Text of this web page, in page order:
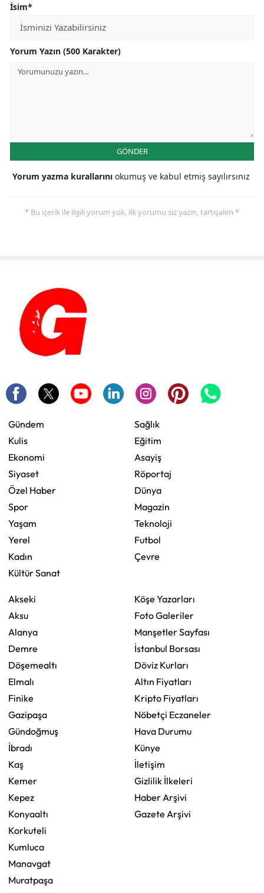
İsim*
Yorum Yazın (500 Karakter)
GÖNDER
Yorum yazma kurallarını okumuş ve kabul etmiş sayılırsınız
* Bu içerik ile ilgili yorum yok, ilk yorumu siz yazın, tartışalım *
Gündem
Kulis
Ekonomi
Siyaset
Özel Haber
Spor
Yaşam
Yerel
Kadın
Kültür Sanat
Sağlık
Eğitim
Asayiş
Röportaj
Dünya
Magazin
Teknoloji
Futbol
Çevre
Akseki
Aksu
Alanya
Demre
Döşemealtı
Elmalı
Finike
Gazipaşa
Gündoğmuş
İbradı
Kaş
Kemer
Kepez
Konyaaltı
Korkuteli
Kumluca
Manavgat
Muratpaşa
Köşe Yazarları
Foto Galeriler
Manşetler Sayfası
İstanbul Borsası
Döviz Kurları
Altın Fiyatları
Kripto Fiyatları
Nöbetçi Eczaneler
Hava Durumu
Künye
İletişim
Gizlilik İlkeleri
Haber Arşivi
Gazete Arşivi